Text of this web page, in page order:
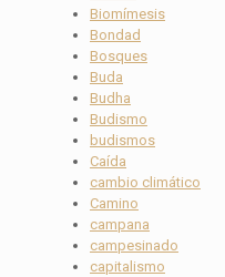
Biomímesis
Bondad
Bosques
Buda
Budha
Budismo
budismos
Caída
cambio climático
Camino
campana
campesinado
capitalismo